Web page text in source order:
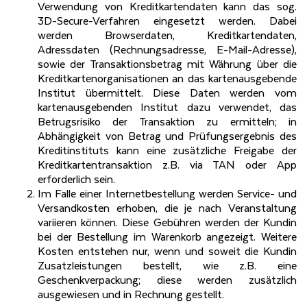
Verwendung von Kreditkartendaten kann das sog.
3D-Secure-Verfahren eingesetzt werden. Dabei
werden Browserdaten, Kreditkartendaten,
Adressdaten (Rechnungsadresse, E-Mail-Adresse),
sowie der Transaktionsbetrag mit Währung über die
Kreditkartenorganisationen an das kartenausgebende
Institut übermittelt. Diese Daten werden vom
kartenausgebenden Institut dazu verwendet, das
Betrugsrisiko der Transaktion zu ermitteln; in
Abhängigkeit von Betrag und Prüfungsergebnis des
Kreditinstituts kann eine zusätzliche Freigabe der
Kreditkartentransaktion z.B. via TAN oder App
erforderlich sein.
Im Falle einer Internetbestellung werden Service- und
Versandkosten erhoben, die je nach Veranstaltung
variieren können. Diese Gebühren werden der Kundin
bei der Bestellung im Warenkorb angezeigt. Weitere
Kosten entstehen nur, wenn und soweit die Kundin
Zusatzleistungen bestellt, wie z.B. eine
Geschenkverpackung; diese werden zusätzlich
ausgewiesen und in Rechnung gestellt.